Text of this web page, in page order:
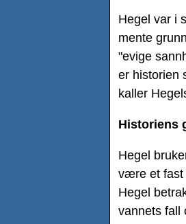
Hegel var i
mente
"evige
er historien
kaller
Historiens
Hegel
være et fast
Hegel
vannets fall